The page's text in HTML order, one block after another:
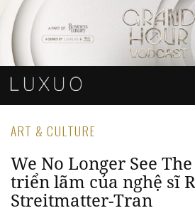
ART & CULTURE
We No Longer See
triển lãm của nghệ sĩ
Streitmatter-Tran